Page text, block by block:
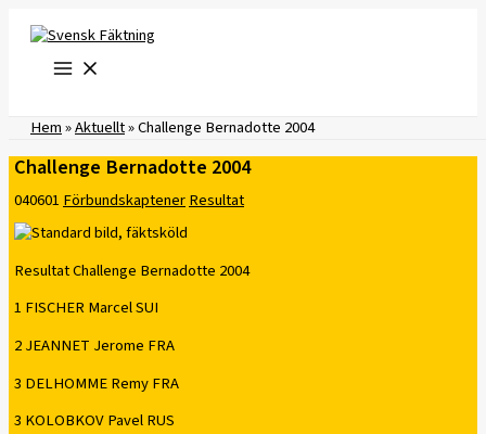
innehåll
Hem»Aktuellt»Challenge Bernadotte 2004
Challenge Bernadotte 2004
040601FörbundskaptenerResultat
Resultat Challenge Bernadotte 2004
1 FISCHER Marcel SUI
2 JEANNET Jerome FRA
3 DELHOMME Remy FRA
3 KOLOBKOV Pavel RUS